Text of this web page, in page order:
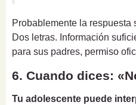
Probablemente la respuesta
Dos letras. Información
para sus padres, permiso
6. Cuando dices:
Tu adolescente puede